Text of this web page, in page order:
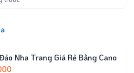
Nha Trang Giá Rẻ Bằng Cano